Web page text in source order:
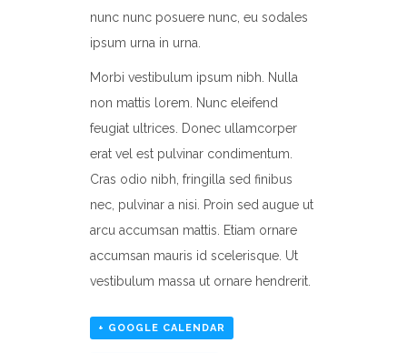
nunc nunc posuere nunc, eu sodales
ipsum urna in urna.
Morbi vestibulum ipsum nibh. Nulla
non mattis lorem. Nunc eleifend
feugiat ultrices. Donec ullamcorper
erat vel est pulvinar condimentum.
Cras odio nibh, fringilla sed finibus
nec, pulvinar a nisi. Proin sed augue ut
arcu accumsan mattis. Etiam ornare
accumsan mauris id scelerisque. Ut
vestibulum massa ut ornare hendrerit.
+ GOOGLE CALENDAR